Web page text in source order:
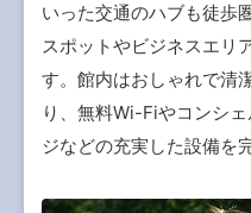
いった交通のハブも徒歩
スポットやビジネスエリ
す。館内はおしゃれで清
り、無料Wi-Fiやコンシ
ジなどの充実した設備を